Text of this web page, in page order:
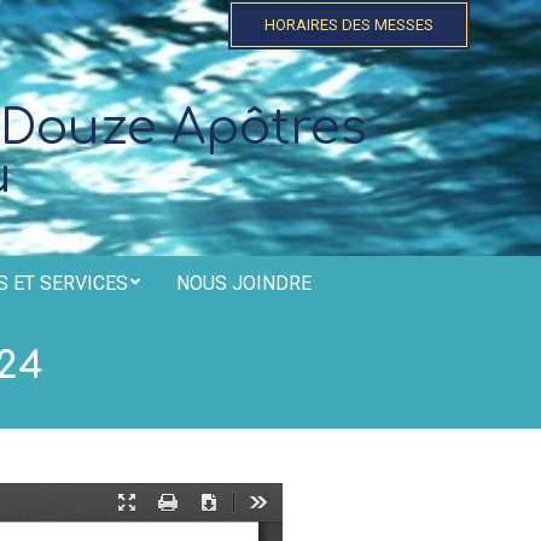
HORAIRES DES MESSES
Apôtres
ET SERVICES NOUS JOINDRE